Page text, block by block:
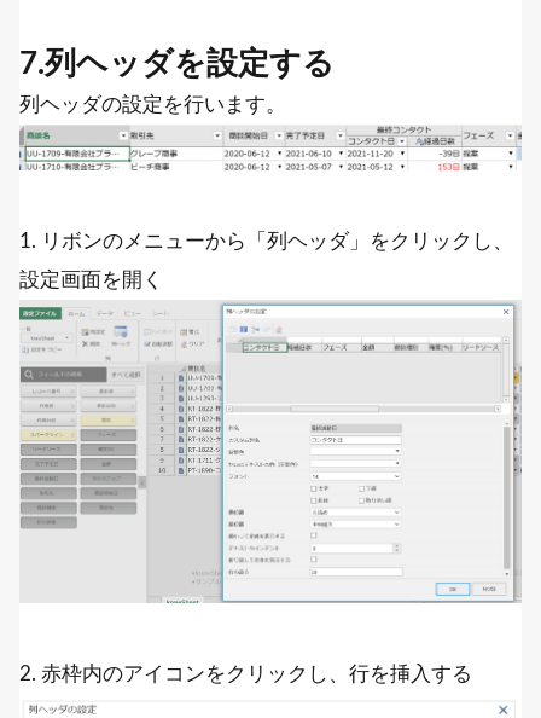
7.列ヘッダを設定する
列ヘッダの設定を行います。
1. リボンのメニューから「列ヘッダ」をクリックし、
設定画面を開く
2. 赤枠内のアイコンをクリックし、行を挿入する